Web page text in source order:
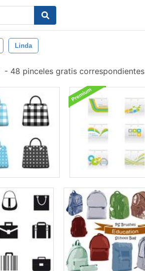
Linda
- 48 pinceles gratis correspondientes